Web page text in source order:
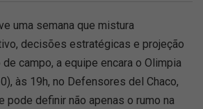
uma semana que mistura
decisões estratégicas e projeção
campo, a equipe encara o Olimpia
às 19h, no Defensores del Chaco,
pode definir não apenas o rumo na